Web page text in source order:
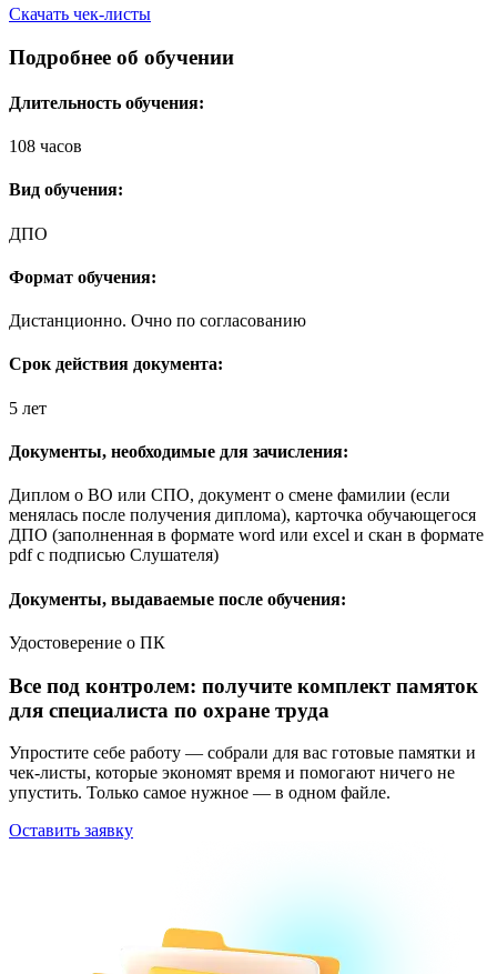
Скачать чек-листы
Подробнее об обучении
Длительность обучения:
108 часов
Вид обучения:
ДПО
Формат обучения:
Дистанционно. Очно по согласованию
Срок действия документа:
5 лет
Документы, необходимые для зачисления:
Диплом о ВО или СПО, документ о смене фамилии (если
менялась после получения диплома), карточка обучающегося
ДПО (заполненная в формате word или excel и скан в формате
pdf с подписью Слушателя)
Документы, выдаваемые после обучения:
Удостоверение о ПК
Все под контролем: получите комплект памяток
для специалиста по охране труда
Упростите себе работу — собрали для вас готовые памятки и
чек-листы, которые экономят время и помогают ничего не
упустить. Только самое нужное — в одном файле.
Оставить заявку